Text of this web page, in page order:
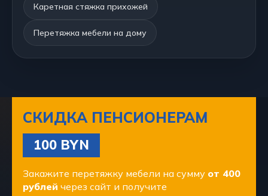
Каретная стяжка прихожей
Перетяжка мебели на дому
СКИДКА ПЕНСИОНЕРАМ
100 BYN
Закажите перетяжку мебели на сумму от 400
рублей через сайт и получите